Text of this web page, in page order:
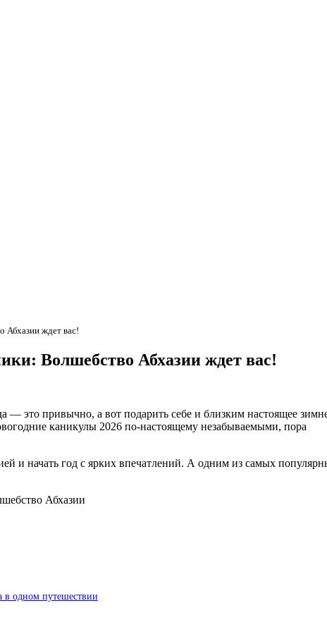
Абхазии ждет вас!
Волшебство Абхазии ждет вас!
— это привычно, а вот подарить себе и близким настоящее
каникулы 2026 по-настоящему незабываемыми, пора
и начать год с ярких впечатлений. А одним из самых
в одном путешествии